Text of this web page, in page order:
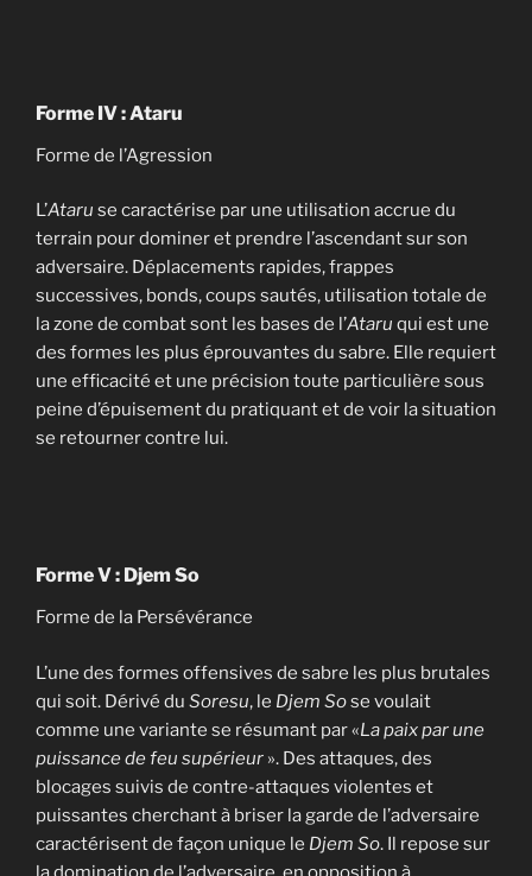
Forme IV : Ataru
Forme de l’Agression
L’Ataru se caractérise par une utilisation accrue du
terrain pour dominer et prendre l’ascendant sur son
adversaire. Déplacements rapides, frappes
successives, bonds, coups sautés, utilisation totale de
la zone de combat sont les bases de l’Ataru qui est une
des formes les plus éprouvantes du sabre. Elle requiert
une efficacité et une précision toute particulière sous
peine d’épuisement du pratiquant et de voir la situation
se retourner contre lui.
Forme V : Djem So
Forme de la Persévérance
L’une des formes offensives de sabre les plus brutales
qui soit. Dérivé du Soresu, le Djem Sose voulait
comme une variante se résumant par «La paix par une
puissance de feu supérieur ». Des attaques, des
blocages suivis de contre-attaques violentes et
puissantes cherchant à briser la garde de l’adversaire
caractérisent de façon unique le Djem So. Il repose sur